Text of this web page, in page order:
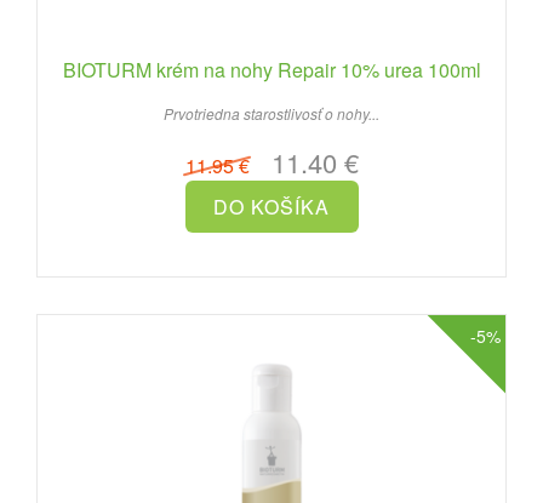
BIOTURM krém na nohy Repair 10% urea 100ml
Prvotriedna starostlivosť o nohy...
11.95 €11.40 €
-5%